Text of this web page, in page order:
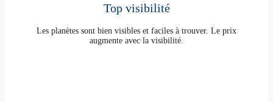
Top visibilité
Les planètes sont bien visibles et faciles à trouver. Le prix
augmente avec la visibilité.